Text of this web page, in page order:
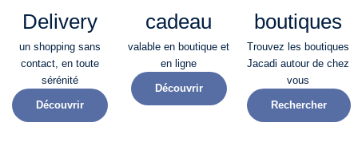
Delivery
un shopping sans
contact, en toute
sérénité​
Découvrir
cadeau
valable en boutique et
en ligne
Découvrir
boutiques
Trouvez les boutiques
Jacadi autour de chez
vous
Rechercher